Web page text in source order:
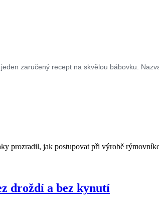
jeden zaručený recept na skvělou bábovku.
prozradil, jak postupovat při výrobě
droždí a bez kynutí